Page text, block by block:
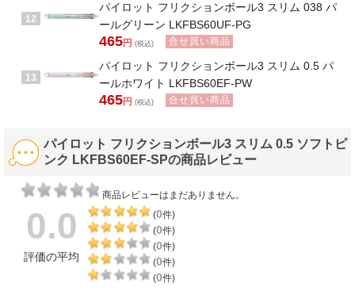
12
パイロット フリクションボール3 スリム 038 パ
ールグリーン LKFBS60UF-PG
465円 (税込) 合せ買い商品
13
パイロット フリクションボール3 スリム 0.5 パ
ールホワイト LKFBS60EF-PW
465円 (税込) 合せ買い商品
パイロット フリクションボール3 スリム 0.5 ソフトピ
ンク LKFBS60EF-SPの商品レビュー
商品レビューはまだありません。
0.0
評価の平均
(0件)
(0件)
(0件)
(0件)
(0件)